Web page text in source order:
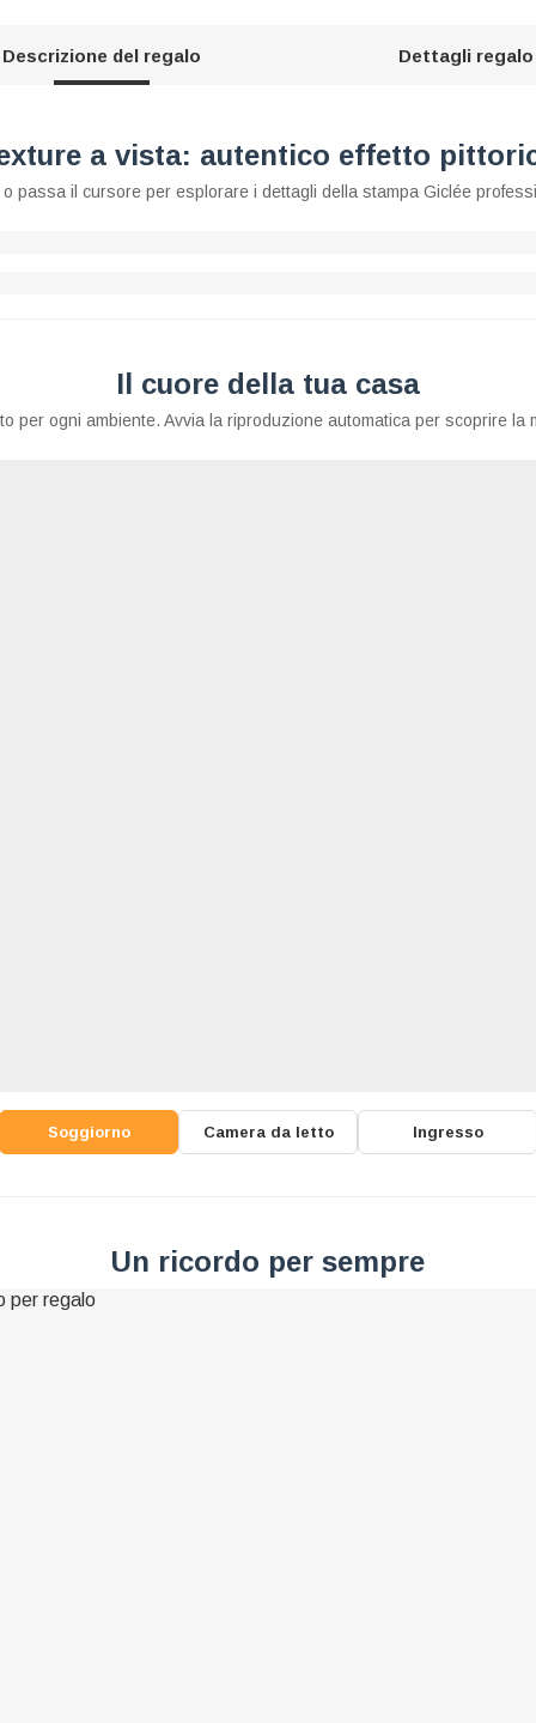
Descrizione del regalo Dettagli regalo
a vista: autentico effetto
o passa il cursore per esplorare i dettagli della stampa Giclée
Il cuore della tua casa
per ogni ambiente. Avvia la riproduzione automatica per scoprire la
Soggiorno Camera da letto Ingresso
Un ricordo per sempre